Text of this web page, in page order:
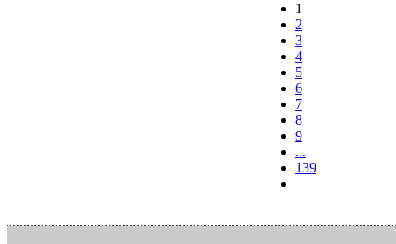
1
2
3
4
5
6
7
8
9
...
139